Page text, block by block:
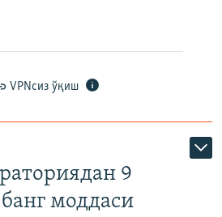
VPNсиз ўқиш
9
моддаси